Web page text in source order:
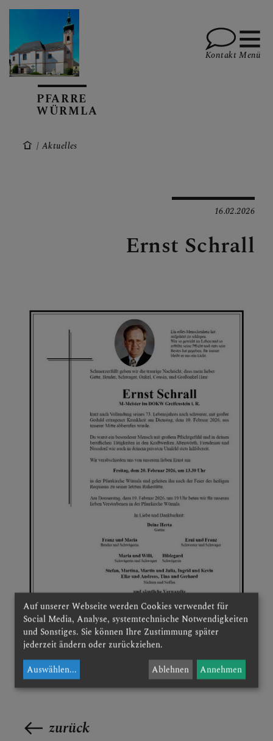
PFARRVERBAND MARIA
PERSCHLINGTAL
GOTTESDIENSTORDNUN
GRUPPEN & RUNDEN
KONTAKT
PFARRTEAM
PFARRKIRCHE
PFARRE
WÜRMLA
Kontakt Menü
Aktuelles
16.02.2026
Ernst Schrall
zurück
Auf unserer Webseite werden Cookies verwendet für
Social Media, Analyse, systemtechnische Notwendigkeiten
und Sonstiges. Sie können Ihre Zustimmung später
jederzeit ändern oder zurückziehen.
Auswählen... Ablehnen Annehmen